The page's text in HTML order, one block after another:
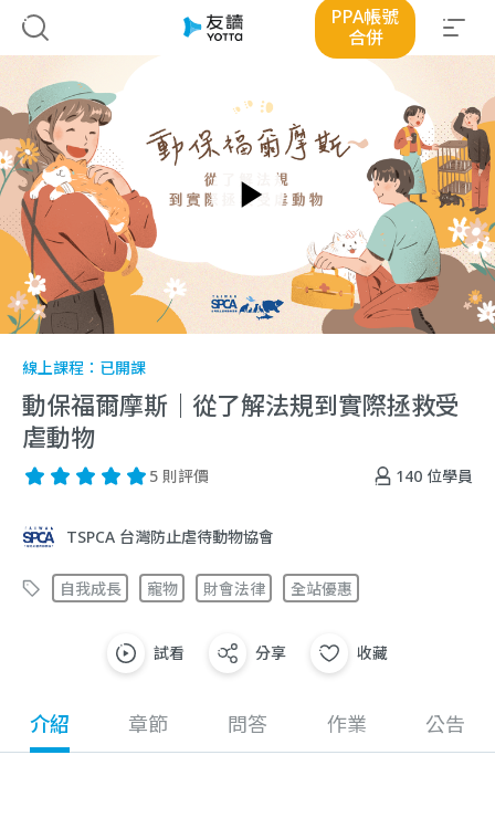
PPA帳號
合併
線上課程： 已開課
動保福爾摩斯｜從了解法規到實際拯救受
虐動物
140 位學員
5 則評價
TSPCA 台灣防止虐待動物協會
自我成長 寵物 財會法律 全站優惠
試看 分享 收藏
介紹 章節 問答 作業 公告